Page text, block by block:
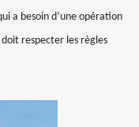
a besoin d’une opération
respecter les règles